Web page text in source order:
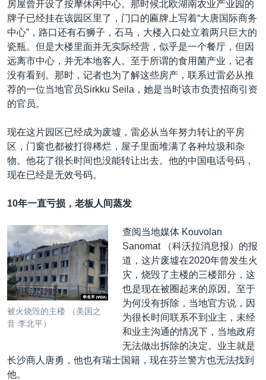
房屋曾开设了按摩休闲中心。那时候北欧湖南农业产业园的
牌子已经挂在该园区里了，门口的匾牌上写着“大唐国际商务
中心”，路口还有石狮子，石马，大楼入口处立着两只巨大的
瓷瓶。但是大楼里面并无实际经营，似乎是一个餐厅，但因
远离市中心，并无本地客人。至于所谓的食用菌产业，记者
没有看到。那时，记者也为了解这些房产，联系过雷必从推
荐的一位当地官员Sirkku Seila，她是当时该市负责招商引资
的官员。
现在这片园区已经成为废墟，雷必从当年努力转让的平房
区，门窗也都被打得稀烂，屋子里面堆满了各种垃圾和杂
物。他花了很长时间也没能转让出去。他的中国电话号码，
现在已经是无效号码。
10年一直亏损，老板人间蒸发
被火烧毁的主楼 （美国之
音 李北平）
查阅当地媒体 Kouvolan
Sanomat （科沃拉消息报）的报
道，这片废墟在2020年曾发生火
灾，烧毁了主楼的三楼部分，这
也是现在被圈起来的原因。至于
为何没有拆除，当地官方说，因
为很长时间联系不到业主，未经
和业主沟通的情况下，当地政府
无法做出拆除的决定。业主就是
长沙商人唐勇，他也有瑞士国籍，现在芬兰警方也无法找到
他。